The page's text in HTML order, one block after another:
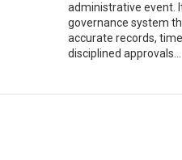
administrative event.
governance system
accurate records,
disciplined approvals...